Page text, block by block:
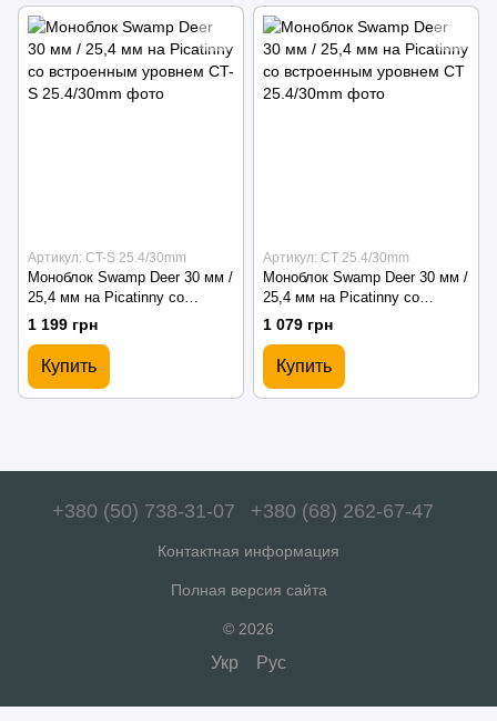
Артикул: CT-S 25.4/30mm
Моноблок Swamp Deer 30 мм /
25,4 мм на Picatinny со
встроенным уровнем
1 199 грн
Купить
Артикул: CT 25.4/30mm
Моноблок Swamp Deer 30 мм /
25,4 мм на Picatinny со
встроенным уровнем
1 079 грн
Купить
+380 (50) 738-31-07 +380 (68) 262-67-47
Контактная информация
Полная версия сайта
© 2026
Укр Рус